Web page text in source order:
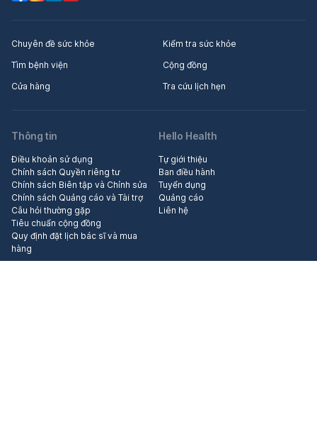
Chuyên đề sức khỏe
Kiểm tra sức khỏe
Tìm bệnh viện
Cộng đồng
Cửa hàng
Tra cứu lịch hẹn
Thông tin
Điều khoản sử dụng
Chính sách Quyền riêng tư
Chính sách Biên tập và Chỉnh sửa
Chính sách Quảng cáo và Tài trợ
Câu hỏi thường gặp
Tiêu chuẩn cộng đồng
Quy định đặt lịch bác sĩ và mua
hàng
Hello Health
Tự giới thiệu
Ban điều hành
Tuyển dụng
Quảng cáo
Liên hệ